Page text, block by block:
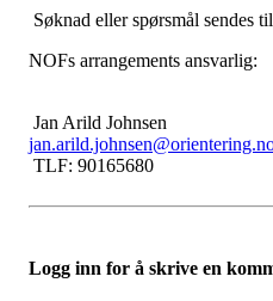
Søknad eller spørsmål sendes
NOFs arrangements ansvarlig:
Jan Arild Johnsen
TLF: 90165680
Logg inn for å skrive en